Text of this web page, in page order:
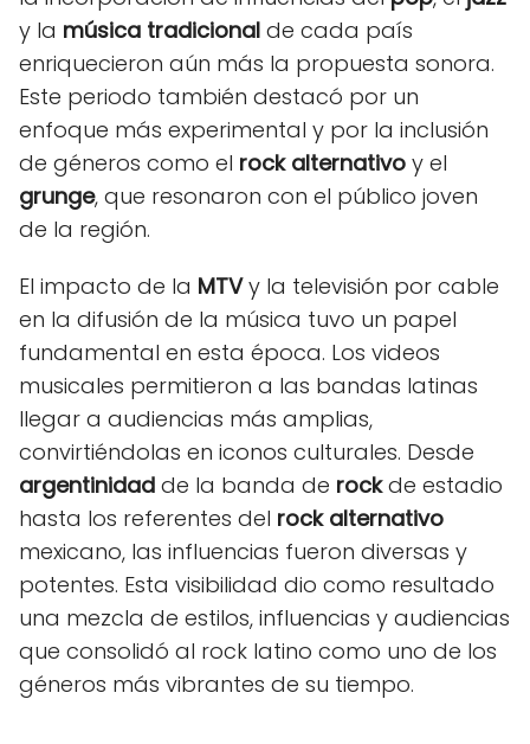
y la música tradicional de cada país
enriquecieron aún más la propuesta sonora.
Este periodo también destacó por un
enfoque más experimental y por la inclusión
de géneros como el rock alternativo y el
grunge, que resonaron con el público joven
de la región.
El impacto de la MTVy la televisión por cable
en la difusión de la música tuvo un papel
fundamental en esta época. Los videos
musicales permitieron a las bandas latinas
llegar a audiencias más amplias,
convirtiéndolas en iconos culturales. Desde
argentinidad de la banda de rockde estadio
hasta los referentes del rock alternativo
mexicano, las influencias fueron diversas y
potentes. Esta visibilidad dio como resultado
una mezcla de estilos, influencias y audiencias
que consolidó al rock latino como uno de los
géneros más vibrantes de su tiempo.